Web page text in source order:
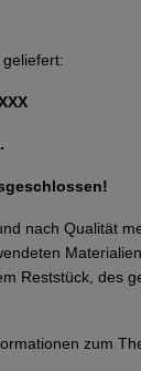
nach Qualität
Reststück, des
zum